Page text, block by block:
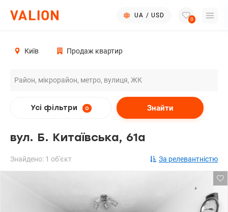
UA / USD
0
Київ Продаж квартир
Усі фільтри 0 Знайти
вул. Б. Китаївська, 61а
Знайдено: 1 об'єкт За релевантністю